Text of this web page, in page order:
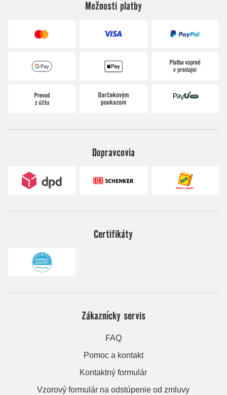
Možnosti platby
Dopravcovia
Certifikáty
Zákaznícky servis
FAQ
Pomoc a kontakt
Kontaktný formulár
Vzorový formulár na odstúpenie od zmluvy